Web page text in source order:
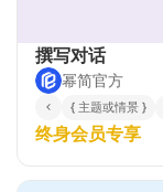
撰写对话
幂简官方
{ 主题或情景 }
终身会员专享